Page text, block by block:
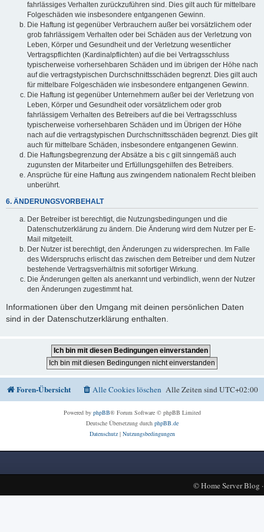
fahrlässiges Verhalten zurückzuführen sind. Dies gilt auch für mittelbare
Folgeschäden wie insbesondere entgangenen Gewinn.
Die Haftung ist gegenüber Verbrauchern außer bei vorsätzlichem oder
grob fahrlässigem Verhalten oder bei Schäden aus der Verletzung von
Leben, Körper und Gesundheit und der Verletzung wesentlicher
Vertragspflichten (Kardinalpflichten) auf die bei Vertragsschluss
typischerweise vorhersehbaren Schäden und im übrigen der Höhe nach
auf die vertragstypischen Durchschnittsschäden begrenzt. Dies gilt auch
für mittelbare Folgeschäden wie insbesondere entgangenen Gewinn.
Die Haftung ist gegenüber Unternehmern außer bei der Verletzung von
Leben, Körper und Gesundheit oder vorsätzlichem oder grob
fahrlässigem Verhalten des Betreibers auf die bei Vertragsschluss
typischerweise vorhersehbaren Schäden und im Übrigen der Höhe
nach auf die vertragstypischen Durchschnittsschäden begrenzt. Dies gilt
auch für mittelbare Schäden, insbesondere entgangenen Gewinn.
Die Haftungsbegrenzung der Absätze a bis c gilt sinngemäß auch
zugunsten der Mitarbeiter und Erfüllungsgehilfen des Betreibers.
Ansprüche für eine Haftung aus zwingendem nationalem Recht bleiben
unberührt.
6. ÄNDERUNGSVORBEHALT
Der Betreiber ist berechtigt, die Nutzungsbedingungen und die
Datenschutzerklärung zu ändern. Die Änderung wird dem Nutzer per E-
Mail mitgeteilt.
Der Nutzer ist berechtigt, den Änderungen zu widersprechen. Im Falle
des Widerspruchs erlischt das zwischen dem Betreiber und dem Nutzer
bestehende Vertragsverhältnis mit sofortiger Wirkung.
Die Änderungen gelten als anerkannt und verbindlich, wenn der Nutzer
den Änderungen zugestimmt hat.
Informationen über den Umgang mit deinen persönlichen Daten
sind in der Datenschutzerklärung enthalten.
Foren-Übersicht Alle Zeiten sindUTC+02:00
Alle Cookies löschen
Powered by phpBB® Forum Software © phpBB Limited
Deutsche Übersetzung durch phpBB.de
Datenschutz| Nutzungsbedingungen
©Home Server Blog